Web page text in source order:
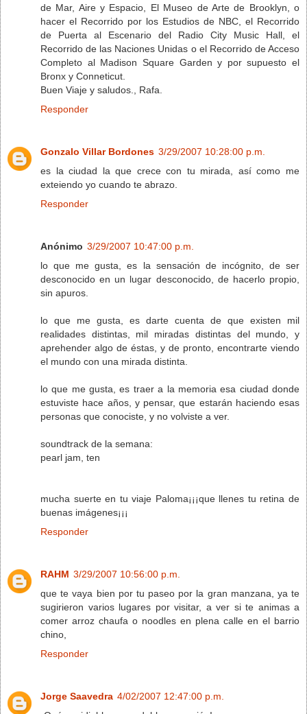
de Mar, Aire y Espacio, El Museo de Arte de Brooklyn, o
hacer el Recorrido por los Estudios de NBC, el Recorrido
de Puerta al Escenario del Radio City Music Hall, el
Recorrido de las Naciones Unidas o el Recorrido de Acceso
Completo al Madison Square Garden y por supuesto el
Bronx y Conneticut.
Buen Viaje y saludos., Rafa.
Responder
Gonzalo Villar Bordones 3/29/2007 10:28:00 p.m.
es la ciudad la que crece con tu mirada, así como me
exteiendo yo cuando te abrazo.
Responder
Anónimo 3/29/2007 10:47:00 p.m.
lo que me gusta, es la sensación de incógnito, de ser
desconocido en un lugar desconocido, de hacerlo propio,
sin apuros.
lo que me gusta, es darte cuenta de que existen mil
realidades distintas, mil miradas distintas del mundo, y
aprehender algo de éstas, y de pronto, encontrarte viendo
el mundo con una mirada distinta.
lo que me gusta, es traer a la memoria esa ciudad donde
estuviste hace años, y pensar, que estarán haciendo esas
personas que conociste, y no volviste a ver.
soundtrack de la semana:
pearl jam, ten
mucha suerte en tu viaje Paloma¡¡¡que llenes tu retina de
buenas imágenes¡¡¡
Responder
RAHM 3/29/2007 10:56:00 p.m.
que te vaya bien por tu paseo por la gran manzana, ya te
sugirieron varios lugares por visitar, a ver si te animas a
comer arroz chaufa o noodles en plena calle en el barrio
chino,
Responder
Jorge Saavedra 4/02/2007 12:47:00 p.m.